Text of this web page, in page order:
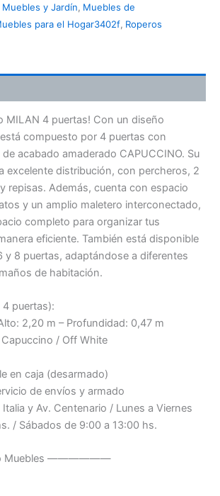
Muebles y Jardín, Muebles de
para el Hogar3402f, Roperos
MILAN 4 puertas! Con un diseño
compuesto por 4 puertas con
acabado amaderado CAPUCCINO. Su
excelente distribución, con percheros, 2
repisas. Además, cuenta con espacio
y un amplio maletero interconectado,
completo para organizar tus
eficiente. También está disponible
y 8 puertas, adaptándose a diferentes
de habitación.
puertas):
2,20 m – Profundidad: 0,47 m
/ Off White
en caja (desarmado)
de envíos y armado
y Av. Centenario / Lunes a Viernes
/ Sábados de 9:00 a 13:00 hs.
——————